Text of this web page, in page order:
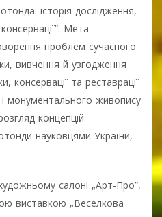
історія дослідження,
Мета
проблем сучасного
вивчення й узгодження
консервації та реставрації
і монументального живопису
концепцій
науковцями України,
салоні „Арт-Про”,
виставкою „Веселкова